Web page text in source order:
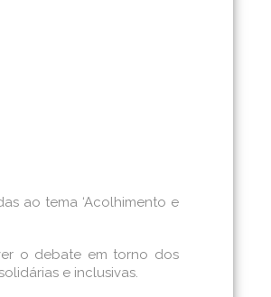
ao tema ‘Acolhimento e
o debate em torno dos
e inclusivas.